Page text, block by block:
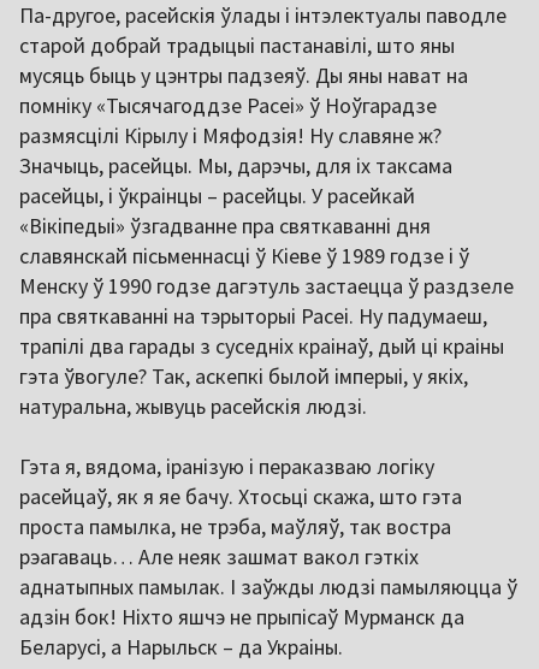
Па-другое, расейскія ўлады і інтэлектуалы паводле
старой добрай традыцыі пастанавілі, што яны
мусяць быць у цэнтры падзеяў. Ды яны нават на
помніку «Тысячагоддзе Расеі» ў Ноўгарадзе
размясцілі Кірылу і Мяфодзія! Ну славяне ж?
Значыць, расейцы. Мы, дарэчы, для іх таксама
расейцы, і ўкраінцы – расейцы. У расейкай
«Вікіпедыі» ўзгадванне пра святкаванні дня
славянскай пісьменнасці ў Кіеве ў 1989 годзе і ў
Менску ў 1990 годзе дагэтуль застаецца ў раздзеле
пра святкаванні на тэрыторыі Расеі. Ну падумаеш,
трапілі два гарады з суседніх краінаў, дый ці краіны
гэта ўвогуле? Так, аскепкі былой імперыі, у якіх,
натуральна, жывуць расейскія людзі.
Гэта я, вядома, іранізую і пераказваю логіку
расейцаў, як я яе бачу. Хтосьці скажа, што гэта
проста памылка, не трэба, маўляў, так востра
рэагаваць… Але неяк зашмат вакол гэткіх
аднатыпных памылак. І заўжды людзі памыляюцца ў
адзін бок! Ніхто яшчэ не прыпісаў Мурманск да
Беларусі, а Нарыльск – да Украіны.